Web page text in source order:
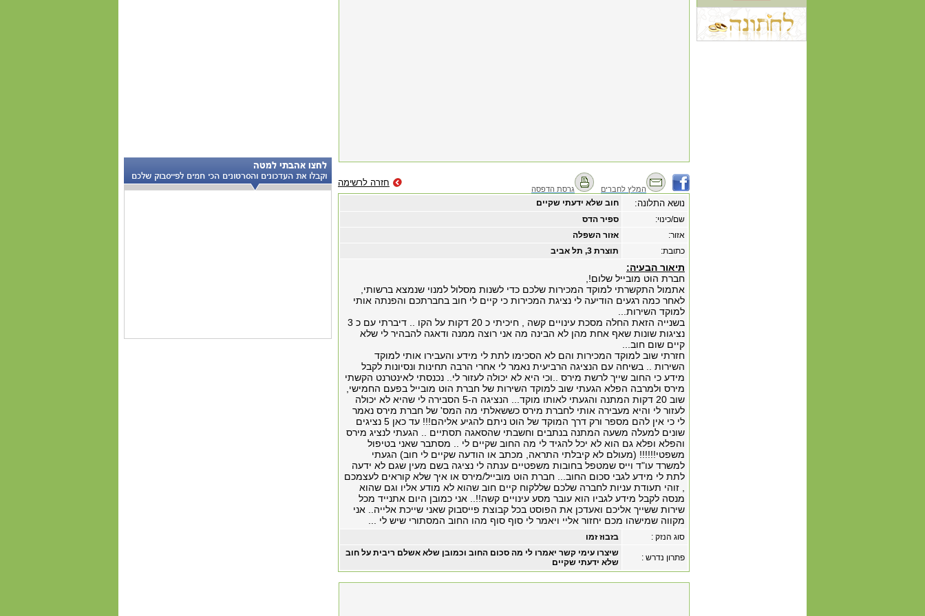
חזרה לרשימה
גרסת הדפסה המלץ לחברים
חוב שלא ידעתי שקיים נושא התלונה:
ספיר הדס
שם/כינוי:
אזור השפלה
אזור:
תוצרת 3, תל אביב
כתובת:
תיאור הבעיה:
חברת הוט מובייל שלום!,
אתמול התקשרתי למוקד המכירות שלכם כדי לשנות מסלול למנוי שנמצא ברשותי,
לאחר כמה רגעים הודיעה לי נציגת המכירות כי קיים לי חוב בחברתכם והפנתה אותי
למוקד השירות...
בשנייה הזאת החלה מסכת עינויים קשה , חיכיתי כ 20 דקות על הקו .. דיברתי עם כ 3
נציגות שונות שאף אחת מהן לא הבינה מה אני רוצה ממנה ודאגה להבהיר לי שלא
קיים שום חוב...
חזרתי שוב למוקד המכירות והם לא הסכימו לתת לי מידע והעבירו אותי למוקד
השירות .. בשיחה עם הנציגה הרביעית נאמר לי אחרי הרבה תחינות ונסיונות לקבל
מידע כי החוב שייך לרשת מירס ..וכי היא לא יכולה לעזור לי.. נכנסתי לאינטרנט הקשתי
מירס ולמרבה הפלא הגעתי שוב למוקד השירות של חברת הוט מובייל בפעם החמישי,
שוב 20 דקות המתנה והגעתי לאותו מוקד... הנציגה ה-5 הסבירה לי שהיא לא יכולה
לעזור לי והיא מעבירה אותי לחברת מירס כששאלתי מה המס' של חברת מירס נאמר
לי כי אין להם מספר ורק דרך המוקד של הוט ניתם להגיע אליהם!!! עד כאן 5 נציגים
שונים למעלה משעה המתנה בנתבים וחשבתי שהסאגה תסתיים .. הגעתי לנציג מירס
והפלא ופלא גם הוא לא יכל להגיד לי מה החוב שקיים לי .. מסתבר שאני בטיפול
משפטי!!!!!! (מעולם לא קיבלתי התראה, מכתב או הודעה שקיים לי חוב) הגעתי
למשרד עו"ד וייס שמטפל בחובות משפטיים ענתה לי נציגה בשם מעין שגם לא ידעה
לתת לי מידע לגבי סכום החוב... חברת הוט מובייל/מירס או איך שלא קוראים לעצמכם
, זוהי תעודת עניות לחברה שלכם שללקוח קיים חוב שהוא לא מודע אליו וגם שהוא
מנסה לקבל מידע לגביו הוא עובר מסע עינויים קשה!!.. אני כמובן היום אתנייד מכל
שירות ששייך אליכם ואעדכן את הפוסט בכל קבוצת פייסבוק שאני שייכת אלייה.. אני
מקווה שמישהו מכם יחזור אליי ויאמר לי סוף סוף מהו החוב המסתורי שיש לי ...
בזבוז זמו
סוג הנזק :
שיצרו עימי קשר יאמרו לי מה סכום החוב וכמובן שלא אשלם ריבית על חוב
שלא ידעתי שקיים
פתרון נדרש :